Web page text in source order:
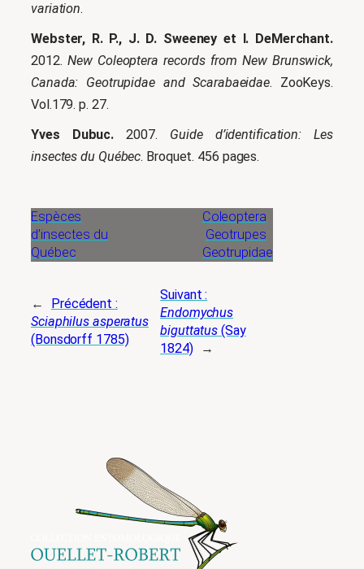
variation.
Webster, R. P., J. D. Sweeney et I. DeMerchant.
2012. New Coleoptera records from New Brunswick,
Canada: Geotrupidae and Scarabaeidae. ZooKeys.
Vol.179. p. 27.
Yves Dubuc.2007. Guide d’identification: Les
insectes du Québec. Broquet. 456 pages.
Espèces
d’insectes du
Québec
Coleoptera
Geotrupes
Geotrupidae
←
Précédent :
Sciaphilus asperatus
(Bonsdorff 1785)
Suivant :
Endomychus
biguttatus (Say
1824)
→